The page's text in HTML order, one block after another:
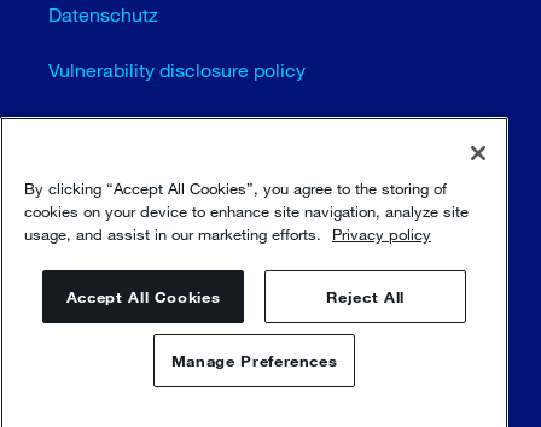
Datenschutz
Vulnerability disclosure policy
Cookie-Einstellungen (EN)
Seitenübersicht
© Sulzer Ltd 1996 - 2025
By clicking “Accept All Cookies”, you agree to the storing of
cookies on your device to enhance site navigation, analyze site
usage, and assist in our marketing efforts.
Privacy policy
Accept All Cookies Reject All
Manage Preferences